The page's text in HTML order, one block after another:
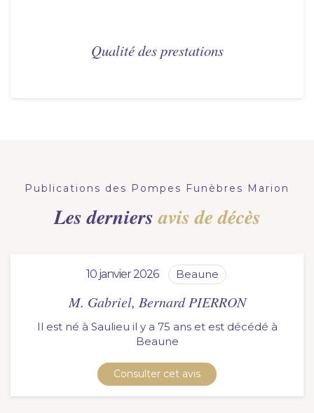
Qualité des prestations
Publications des Pompes Funèbres Marion
Les derniersavis de décès
10 janvier 2026 beaune
M. Gabriel, Bernard PIERRON
Il est né à Saulieu il y a 75 ans et est décédé à
beaune
Consulter cet avis